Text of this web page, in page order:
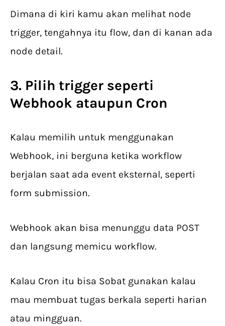
Dimana di kiri kamu akan melihat node
trigger, tengahnya itu flow, dan di kanan ada
node detail.
3. Pilih trigger seperti
Webhook ataupun Cron
Kalau memilih untuk menggunakan
Webhook, ini berguna ketika workflow
berjalan saat ada event eksternal, seperti
form submission.
Webhook akan bisa menunggu data POST
dan langsung memicu workflow.
Kalau Cron itu bisa Sobat gunakan kalau
mau membuat tugas berkala seperti harian
atau mingguan.